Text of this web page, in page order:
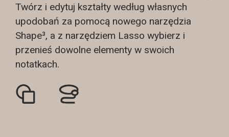
Twórz i edytuj kształty według własnych
upodobań za pomocą nowego narzędzia
Shape³, a z narzędziem Lasso wybierz i
przenieś dowolne elementy w swoich
notatkach.